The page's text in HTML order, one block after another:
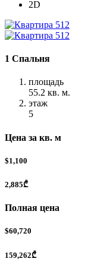
2D
1 Спальня
площадь
55.2 кв. м.
этаж
5
Цена за кв. м
$1,100
2,885₾
Полная цена
$60,720
159,262₾